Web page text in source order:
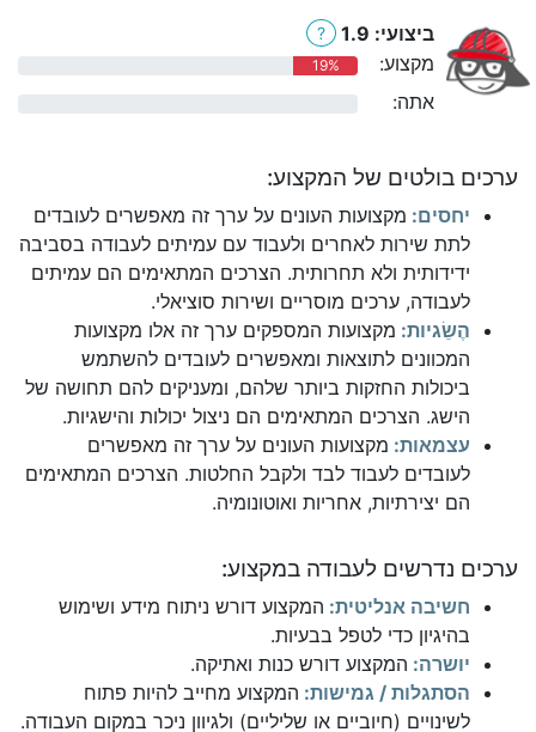
ביצועי: 1.9 ?
מקצוע: 19%
אתה:
ערכים בולטים של המקצוע:
יחסים: מקצועות העונים על ערך זה מאפשרים לעובדים
לתת שירות לאחרים ולעבוד עם עמיתים לעבודה בסביבה
ידידותית ולא תחרותית. הצרכים המתאימים הם עמיתים
לעבודה, ערכים מוסריים ושירות סוציאלי.
הֶשֵׂגיות: מקצועות המספקים ערך זה אלו מקצועות
המכוונים לתוצאות ומאפשרים לעובדים להשתמש
ביכולות החזקות ביותר שלהם, ומעניקים להם תחושה של
הישג. הצרכים המתאימים הם ניצול יכולות והישגיות.
עצמאות: מקצועות העונים על ערך זה מאפשרים
לעובדים לעבוד לבד ולקבל החלטות. הצרכים המתאימים
הם יצירתיות, אחריות ואוטונומיה.
ערכים נדרשים לעבודה במקצוע:
חשיבה אנליטית: המקצוע דורש ניתוח מידע ושימוש
בהיגיון כדי לטפל בבעיות.
יושרה: המקצוע דורש כנות ואתיקה.
הסתגלות / גמישות: המקצוע מחייב להיות פתוח
לשינויים (חיוביים או שליליים) ולגיוון ניכר במקום העבודה.